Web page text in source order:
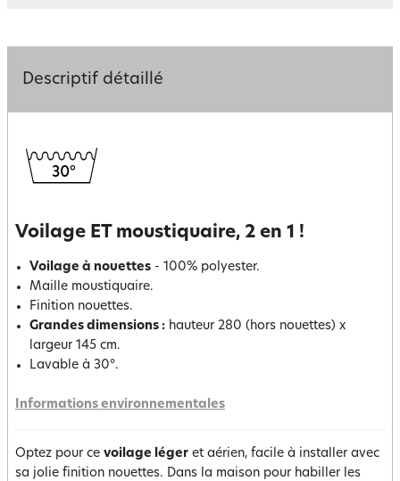
Descriptif détaillé
Voilage ET moustiquaire, 2 en 1 !
Voilage à nouettes - 100% polyester.
Maille moustiquaire.
Finition nouettes.
Grandes dimensions : hauteur 280 (hors nouettes) x
largeur 145 cm.
Lavable à 30°.
Informations environnementales
Optez pour ce voilage léger et aérien, facile à installer avec
sa jolie finition nouettes. Dans la maison pour habiller les